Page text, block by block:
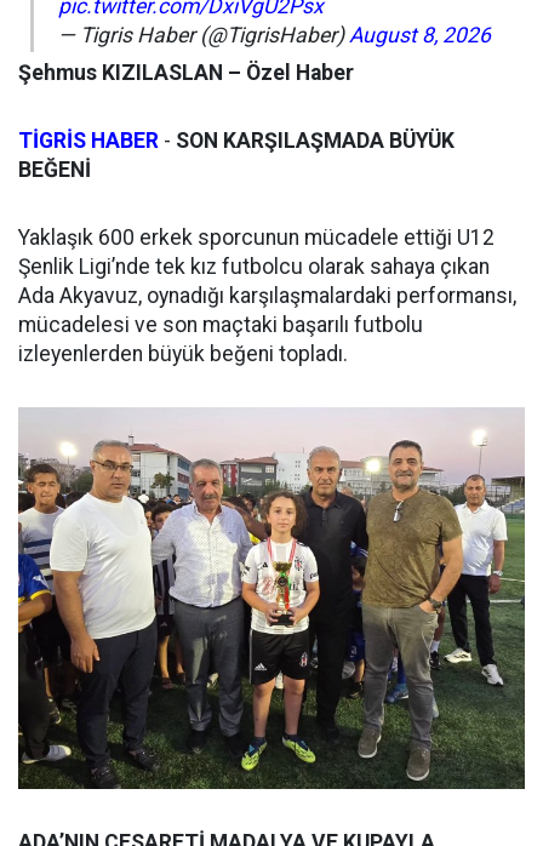
pic.twitter.com/DxiVgU2Psx
— Tigris Haber (@TigrisHaber)August 8, 2026
Şehmus KIZILASLAN – Özel Haber
TİGRİS HABER - SON KARŞILAŞMADA BÜYÜK
BEĞENİ
Yaklaşık 600 erkek sporcunun mücadele ettiği U12
Şenlik Ligi’nde tek kız futbolcu olarak sahaya çıkan
Ada Akyavuz, oynadığı karşılaşmalardaki performansı,
mücadelesi ve son maçtaki başarılı futbolu
izleyenlerden büyük beğeni topladı.